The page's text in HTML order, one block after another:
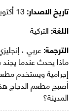
تاريخ الاصدار:
اللغة:التركية
الترجمة:عربي ،
ماذا يحدث عندما
إجرامية ويستخدم
أصبح مطعم الدجاج
المدينة؟